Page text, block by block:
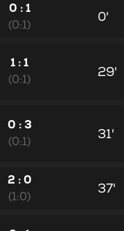
0 : 1
(0:1)
0'
1 : 1
(0:1)
29'
0 : 3
(0:1)
31'
2 : 0
(1:0)
37'